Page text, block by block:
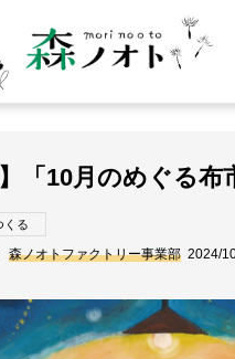
「10月のめぐる布
くる
森ノオトファクトリー事業部 2024/